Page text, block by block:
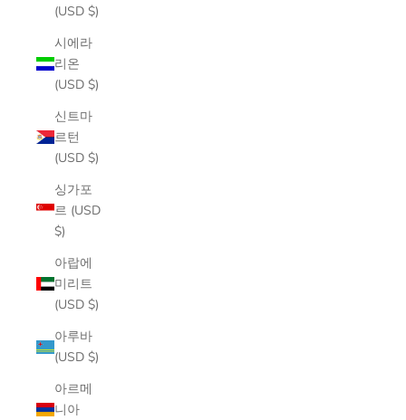
(USD $)
시에라
리온
(USD $)
신트마
르턴
(USD $)
싱가포
르 (USD
$)
아랍에
미리트
(USD $)
아루바
(USD $)
아르메
니아